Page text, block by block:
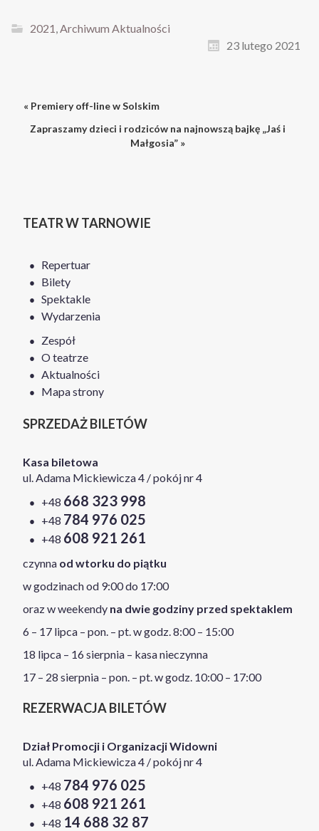
2021,Archiwum Aktualności
23 lutego 2021
« Premiery off-line w Solskim
Zapraszamy dzieci i rodziców na najnowszą bajkę „Jaś i
Małgosia” »
TEATR W TARNOWIE
Repertuar
Bilety
Spektakle
Wydarzenia
Zespół
O teatrze
Aktualności
Mapa strony
SPRZEDAŻ BILETÓW
Kasa biletowa
ul. Adama Mickiewicza 4 / pokój nr 4
+48 668 323 998
+48 784 976 025
+48 608 921 261
czynna od wtorku do piątku
w godzinach od 9:00 do 17:00
oraz w weekendy na dwie godziny przed spektaklem
6 – 17 lipca – pon. – pt. w godz. 8:00 – 15:00
18 lipca – 16 sierpnia – kasa nieczynna
17 – 28 sierpnia – pon. – pt. w godz. 10:00 – 17:00
REZERWACJA BILETÓW
Dział Promocji i Organizacji Widowni
ul. Adama Mickiewicza 4 / pokój nr 4
+48 784 976 025
+48 608 921 261
+48 14 688 32 87